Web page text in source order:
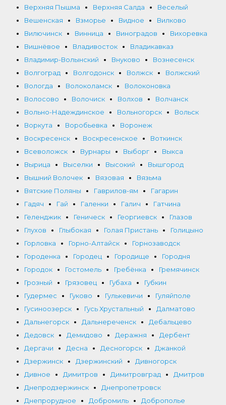
Верхняя Пышма
Верхняя Салда
Веселый
Вешенская
Взморье Видное
Вилково
Вилючинск
Винница Виноградов
Вихоревка
Вишнёвое
Владивосток
Владикавказ
Владимир-Волынский
Внуково
Вознесенск
Волгоград
Волгодонск Волжск
Волжский
Вологда
Волоколамск
Волоконовка
Волосово
Волочиск Волхов
Волчанск
Вольно-Надеждинское
Вольногорск
Вольск
Воркута
Воробьевка
Воронеж
Воскресенск
Воскресенское
Воткинск
Всеволожск
Вурнары Выборг
Выкса
Вырица
Выселки Высокий
Вышгород
Вышний Волочек
Вязовая
Вязьма
Вятские Поляны
Гаврилов-ям
Гагарин
Гадяч
Гай Галенки Галич
Гатчина
Геленджик
Геническ Георгиевск
Глазов
Глухов
Глыбокая Голая Пристань
Голицыно
Горловка
Горно-Алтайск
Горнозаводск
Городенка
Городец Городище
Городня
Городок
Гостомель Гребёнка
Гремячинск
Грозный
Грязовец Губаха
Губкин
Гудермес
Гуково Гулькевичи
Гуляйполе
Гусиноозерск
Гусь Хрустальный
Далматово
Дальнегорск
Дальнереченск
Дебальцево
Дедовск
Демидово Деражня
Дербент
Дергачи
Десна Десногорск
Джанкой
Дзержинск
Дзержинский
Дивногорск
Дивное
Димитров Димитровград
Дмитров
Днепродзержинск
Днепропетровск
Днепрорудное
Добромиль
Доброполье